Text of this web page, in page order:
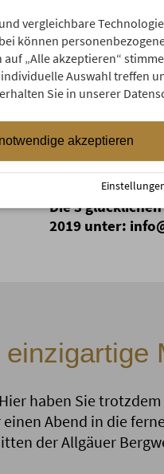
Mira H."Nach
gewinnen eine
Frühstücksbuffet.
"Ins
Gutschein für
von der
Die 3
2019 unter:
haben Sie
Abend in die
der Allgäuer
vergleichbare
können
„Alle akzeptieren“
Auswahl treffen
Sie in unserer
akzeptieren